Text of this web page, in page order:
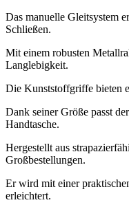
Das manuelle Gleitsystem
Schließen.
Mit einem robusten
Langlebigkeit.
Die Kunststoffgriffe bieten
Dank seiner Größe passt
Handtasche.
Hergestellt aus
Großbestellungen.
Er wird mit einer
erleichtert.